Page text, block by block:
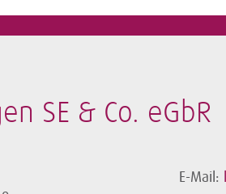
SE & Co. eGbR
E-Mail: